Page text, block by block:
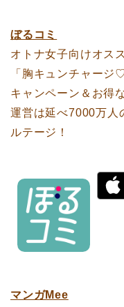
ぼるコミ
オトナ女子向けオス
「胸キュンチャージ
キャンペーン＆お得
運営は延べ7000万人
ルテージ！
マンガMee